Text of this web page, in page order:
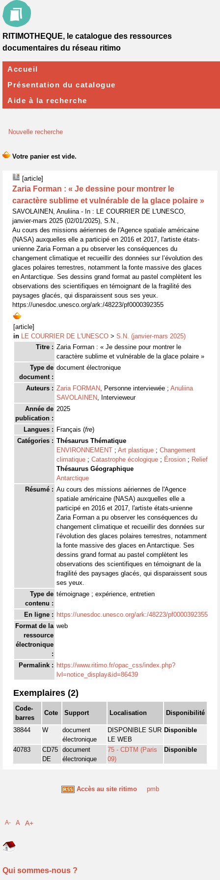
Nouvelle recherche
[article]
Zaria Forman : « Je dessine pour montrer le
caractère sublime et vulnérable de la glace polaire »
SAVOLAINEN, Anuliina - In : LE COURRIER DE L'UNESCO,
janvier-mars 2025 (02/01/2025), S.N.,
Au cours des missions aériennes de l'Agence spatiale américaine
(NASA) auxquelles elle a participé en 2016 et 2017, l'artiste états-
unienne Zaria Forman a pu observer les conséquences du
changement climatique et recueillir des données sur l’évolution des
glaces polaires terrestres, notamment la fonte massive des glaces
en Antarctique. Ses dessins grand format au pastel complètent les
observations des scientifiques en témoignant de la fragilité des
paysages glacés, qui disparaissent sous ses yeux.
https://unesdoc.unesco.org/ark:/48223/pf0000392355
[article]
in LE COURRIER DE L'UNESCO > S.N. (janvier-mars 2025)
Titre : Zaria Forman : « Je dessine pour montrer le
caractère sublime et vulnérable de la glace polaire »
Type de
document :
document électronique
Auteurs : Zaria FORMAN, Personne interviewée ; Anuliina
SAVOLAINEN, Intervieweur
Année de
publication :
2025
Langues : Français (fre)
Catégories : Thésaurus Thématique
ENVIRONNEMENT ; Art plastique ; Changement
climatique ; Catastrophe écologique ; Érosion ; Relief
Thésaurus Géographique
Antarctique
Résumé : Au cours des missions aériennes de l'Agence
spatiale américaine (NASA) auxquelles elle a
participé en 2016 et 2017, l'artiste états-unienne
Zaria Forman a pu observer les conséquences du
changement climatique et recueillir des données sur
l’évolution des glaces polaires terrestres, notamment
la fonte massive des glaces en Antarctique. Ses
dessins grand format au pastel complètent les
observations des scientifiques en témoignant de la
fragilité des paysages glacés, qui disparaissent sous
ses yeux.
Type de
contenu :
témoignage ; expérience, entretien
En ligne : https://unesdoc.unesco.org/ark:/48223/pf0000392355
Format de la
ressource
électronique
:
web
Permalink : https://www.ritimo.fr/opac_css/index.php?
lvl=notice_display&id=86439
Exemplaires (2)
Code-
barres
Cote Support Localisation Disponibilité
38844 W
document
électronique
DISPONIBLE SUR
LE WEB
Disponible
40783
CD75
DE
document
électronique
75 - CDTM (Paris
09)
Disponible
Accès au site ritimo pmb
RITIMOTHEQUE, le catalogue des ressources
documentaires du réseau ritimo
Accueil
Présentation du catalogue
Aide à la recherche
A- A A+
Qui sommes-nous ?